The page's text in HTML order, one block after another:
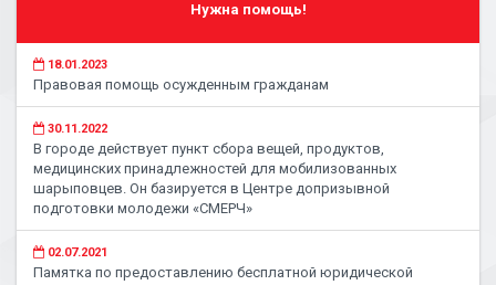
Нужна помощь!
18.01.2023
Правовая помощь осужденным гражданам
30.11.2022
В городе действует пункт сбора вещей, продуктов,
медицинских принадлежностей для мобилизованных
шарыповцев. Он базируется в Центре допризывной
подготовки молодежи «СМЕРЧ»
02.07.2021
Памятка по предоставлению бесплатной юридической